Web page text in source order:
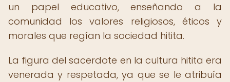
un papel educativo, enseñando a la
comunidad los valores religiosos, éticos y
morales que regían la sociedad hitita.
La figura del sacerdote en la cultura hitita era
venerada y respetada, ya que se le atribuía